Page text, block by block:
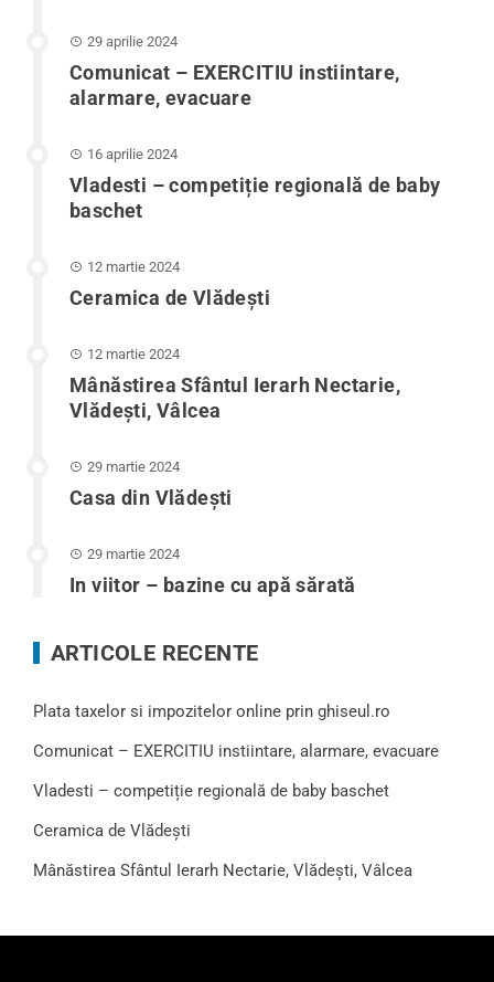
29 aprilie 2024
Comunicat – EXERCITIU instiintare,
alarmare, evacuare
16 aprilie 2024
Vladesti – competiție regională de baby
baschet
12 martie 2024
Ceramica de Vlădești
12 martie 2024
Mânăstirea Sfântul Ierarh Nectarie,
Vlădești, Vâlcea
29 martie 2024
Casa din Vlădeşti
29 martie 2024
In viitor – bazine cu apă sărată
ARTICOLE RECENTE
Plata taxelor si impozitelor online prin ghiseul.ro
Comunicat – EXERCITIU instiintare, alarmare, evacuare
Vladesti – competiție regională de baby baschet
Ceramica de Vlădești
Mânăstirea Sfântul Ierarh Nectarie, Vlădești, Vâlcea